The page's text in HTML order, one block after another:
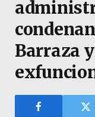
Barraza